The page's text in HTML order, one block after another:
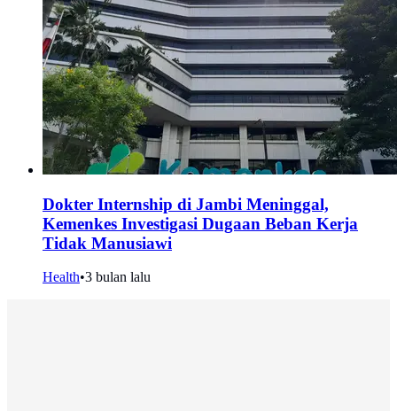
Dokter Internship di Jambi Meninggal,
Kemenkes Investigasi Dugaan Beban Kerja
Tidak Manusiawi
Health•3 bulan lalu